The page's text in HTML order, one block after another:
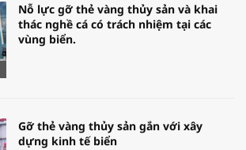
Nỗ lực gỡ thẻ vàng thủy sản và khai
thác nghề cá có trách nhiệm tại các
vùng biển.
Gỡ thẻ vàng thủy sản gắn với xây
dựng kinh tế biển